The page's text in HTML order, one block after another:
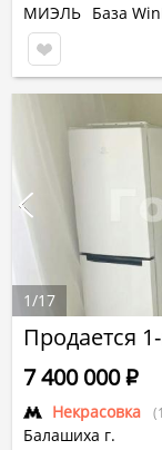
МИЭЛЬ База
Продается
Некрасовка
Балашиха г.
7 400 000Р
1/17